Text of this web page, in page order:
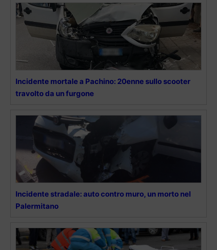
Incidente mortale a Pachino: 20enne sullo scooter
travolto da un furgone
Incidente stradale: auto contro muro, un morto nel
Palermitano